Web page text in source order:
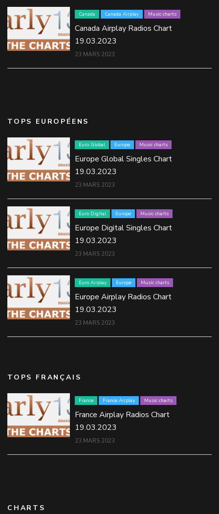
Canada Canada Airplay Music charts
Canada Airplay Radios Chart
19.03.2023
23 MARS 2023
TOPS EUROPÉENS
Euro Global Europe Music charts
Europe Global Singles Chart
19.03.2023
23 MARS 2023
Euro Digital Europe Music charts
Europe Digital Singles Chart
19.03.2023
23 MARS 2023
Euro Airplay Europe Music charts
Europe Airplay Radios Chart
19.03.2023
23 MARS 2023
TOPS FRANÇAIS
France France Airplay Music charts
France Airplay Radios Chart
19.03.2023
23 MARS 2023
CHARTS